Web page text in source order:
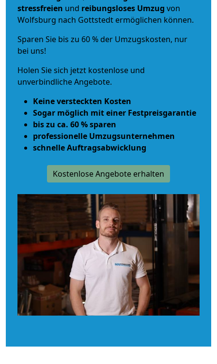
stressfreien und reibungsloses Umzug von
Wolfsburg nach Gottstedt ermöglichen können.
Sparen Sie bis zu 60 % der Umzugskosten, nur
bei uns!
Holen Sie sich jetzt kostenlose und
unverbindliche Angebote.
Keine versteckten Kosten
Sogar möglich mit einer Festpreisgarantie
bis zu ca. 60 % sparen
professionelle Umzugsunternehmen
schnelle Auftragsabwicklung
Kostenlose Angebote erhalten